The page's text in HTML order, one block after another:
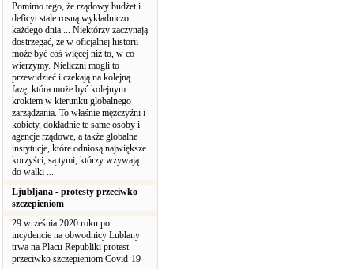
Pomimo tego, że rządowy budżet i
deficyt stale rosną wykładniczo
każdego dnia ... Niektórzy zaczynają
dostrzegać, że w oficjalnej historii
może być coś więcej niż to, w co
wierzymy. Nieliczni mogli to
przewidzieć i czekają na kolejną
fazę, która może być kolejnym
krokiem w kierunku globalnego
zarządzania. To właśnie mężczyźni i
kobiety, dokładnie te same osoby i
agencje rządowe, a także globalne
instytucje, które odniosą największe
korzyści, są tymi, którzy wzywają
do walki ...
Ljubljana - protesty przeciwko
szczepieniom
29 września 2020 roku po
incydencie na obwodnicy Lublany
trwa na Placu Republiki protest
przeciwko szczepieniom Covid-19